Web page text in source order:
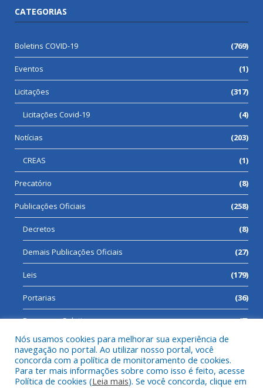
CATEGORIAS
Boletins COVID-19 (769)
Eventos (1)
Licitações (317)
Licitações Covid-19 (4)
Notícias (203)
CREAS (1)
Precatório (8)
Publicações Oficiais (258)
Decretos (8)
Demais Publicações Oficiais (27)
Leis (179)
Portarias (36)
Processos Seletivos (7)
Todos os direitos reservados a Prefeitura Municipal de Cumaru
do Norte.
Nós usamos cookies para melhorar sua experiência de
navegação no portal. Ao utilizar nosso portal, você
concorda com a política de monitoramento de cookies.
Para ter mais informações sobre como isso é feito, acesse
Política de cookies (Leia mais). Se você concorda, clique em